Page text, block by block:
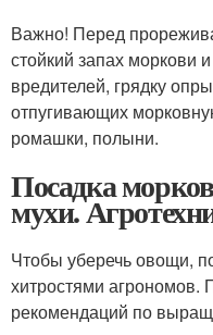
Важно! Перед
стойкий запах моркови
вредителей, грядку
отпугивающих
ромашки, полыни.
Посадка
мухи.
Чтобы уберечь овощи,
хитростями
рекомендаций по